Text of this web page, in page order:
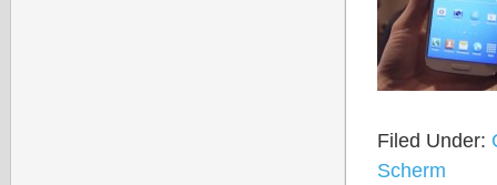
Filed Under:
Scherm